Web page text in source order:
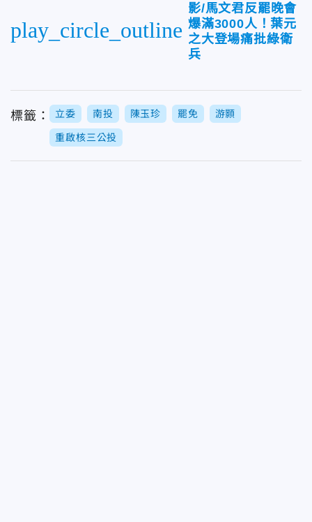
play_circle_outline
影/馬文君反罷晚會
爆滿3000人！葉元
之大登場痛批綠衛
兵
標籤： 立委 南投 陳玉珍 罷免 游顥
重啟核三公投